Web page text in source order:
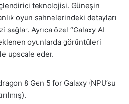
teknolojisi. Güneşin
oyun sahnelerindeki detayları
sağlar. Ayrıca özel “Galaxy AI
oyunlarda görüntüleri
upscale eder.
8 Gen 5 for Galaxy (NPU’su